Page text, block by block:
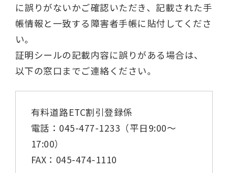
に誤りがないかご確認いただき、記載された手
帳情報と一致する障害者手帳に貼付してくださ
い。
証明シールの記載内容に誤りがある場合は、
以下の窓口までご連絡ください。
有料道路ETC割引登録係
電話：045-477-1233（平日9:00〜
17:00）
FAX：045-474-1110